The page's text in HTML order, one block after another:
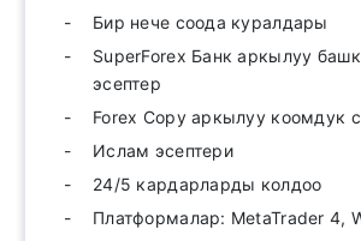
Бир нече соода куралдары
SuperForex Банк аркылуу
эсептер
Forex Copy аркылуу коомдук
Ислам эсептери
24/5 кардарларды колдоо
Платформалар: MetaTrader 4,